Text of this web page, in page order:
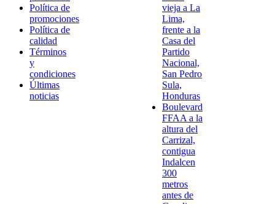
Política de
promociones
Política de
calidad
Términos
y
condiciones
Últimas
noticias
vieja a La
Lima,
frente a la
Casa del
Partido
Nacional,
San Pedro
Sula,
Honduras
Boulevard
FFAA a la
altura del
Carrizal,
contigua
Indalcen
300
metros
antes de